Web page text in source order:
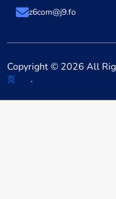
z6com@j9.fo
Copyright © 2026 All
页
.